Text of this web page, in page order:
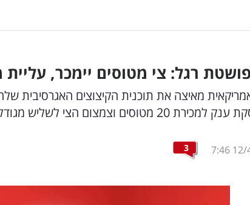
רגל: צי מטוסים יימכר, עליית
מאיצה את תוכנית הקיצוצים האגרסיבית
הצי לשליש מגודלו המקורי | כל הפרטים
12/
7:46
3